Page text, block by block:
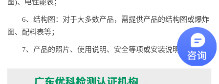
图)、电性能表；
6、结构图：对于大多数产品，需提供产品的结构图或爆炸
图、配料表等；
7、产品的照片、使用说明、安全等项或安装说明等。